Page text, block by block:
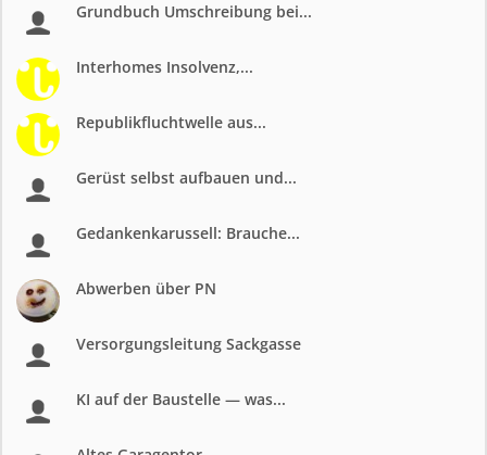
Grundbuch Umschreibung bei...
Interhomes Insolvenz,...
Republikfluchtwelle aus...
Gerüst selbst aufbauen und...
Gedankenkarussell: Brauche...
Abwerben über PN
Versorgungsleitung Sackgasse
KI auf der Baustelle — was...